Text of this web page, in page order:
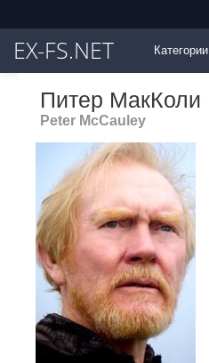
EX-FS.NET Категории
Питер МакКоли
Peter McCauley